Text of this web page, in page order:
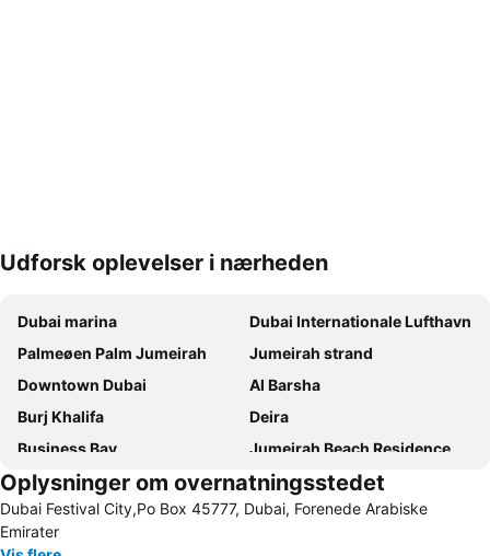
Udvid kort
Udforsk oplevelser i nærheden
Dubai marina
Dubai Internationale Lufthavn
Palmeøen Palm Jumeirah
Jumeirah strand
Downtown Dubai
Al Barsha
Burj Khalifa
Deira
Business Bay
Jumeirah Beach Residence
Jumeirah
Bur Dubai
Dubai indkøbscenter
Deira centrum
Al Maktoum International Airport
Oplysninger om overnatningsstedet
Dubai Festival City,Po Box 45777, Dubai, Forenede Arabiske
Emirater